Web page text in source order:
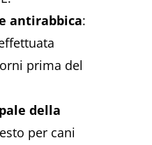
antirabbica:
prima del
della
per cani